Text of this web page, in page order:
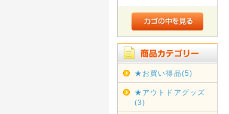
★お買い得品(5)
★アウトドアグッズ
(3)